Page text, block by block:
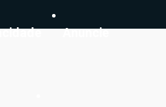
Anuncie